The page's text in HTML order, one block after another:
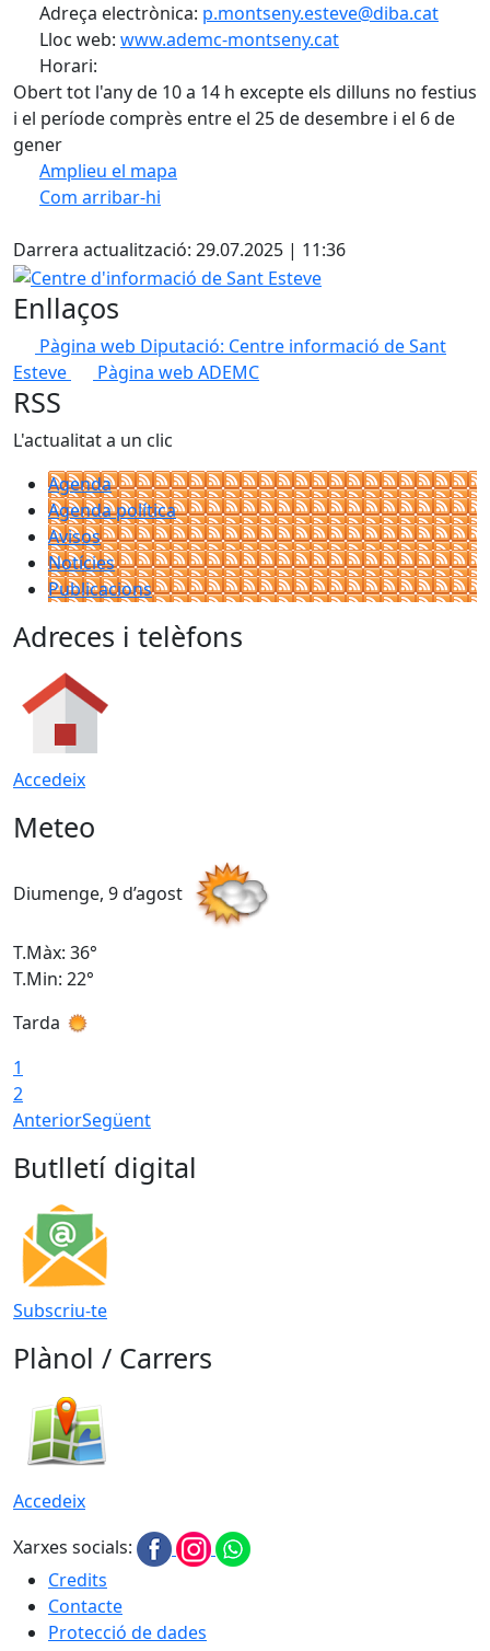
Adreça electrònica: p.montseny.esteve@diba.cat
Lloc web: www.ademc-montseny.cat
Horari:
Obert tot l'any de 10 a 14 h excepte els dilluns no festius
i el període comprès entre el 25 de desembre i el 6 de
gener
Amplieu el mapa
Com arribar-hi
+
−
Darrera actualització: 29.07.2025 | 11:36
Centre d'informació de Sant Esteve
Enllaços
Pàgina web Diputació: Centre informació de Sant
Esteve
Pàgina web ADEMC
RSS
L'actualitat a un clic
Agenda
Agenda política
Avisos
Notícies
Publicacions
Adreces i telèfons
Accedeix
Meteo
Diumenge, 9 d’agost
T.Màx: 36°
T.Min: 22°
Tarda
1
2
AnteriorSegüent
Butlletí digital
Subscriu-te
Plànol / Carrers
Accedeix
Xarxes socials:
Credits
Contacte
Protecció de dades